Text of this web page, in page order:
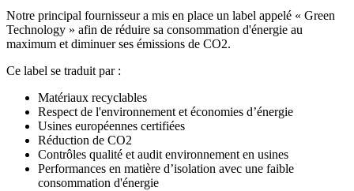
Notre principal fournisseur a mis en place un label appelé « Green
Technology » afin de réduire sa consommation d'énergie au
maximum et diminuer ses émissions de CO2.
Ce label se traduit par :
Matériaux recyclables
Respect de l'environnement et économies d’énergie
Usines européennes certifiées
Réduction de CO2
Contrôles qualité et audit environnement en usines
Performances en matière d’isolation avec une faible
consommation d'énergie